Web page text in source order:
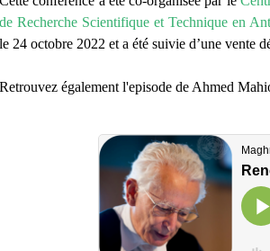
de Recherche Scientifique et Technique en
le 24 octobre 2022 et a été suivie d’une vente
Retrouvez également l'episode de Ahmed